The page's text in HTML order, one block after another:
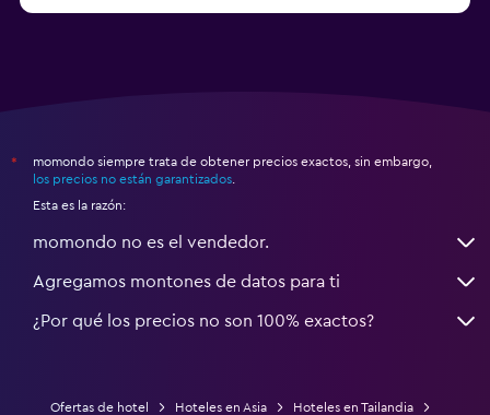
*
momondo siempre trata de obtener precios exactos, sin embargo,
los precios no están garantizados
Esta es la razón:
momondo no es el vendedor.
Agregamos montones de datos para ti
¿Por qué los precios no son 100% exactos?
Ofertas de hotel Hoteles en Asia
Hoteles en Tailandia